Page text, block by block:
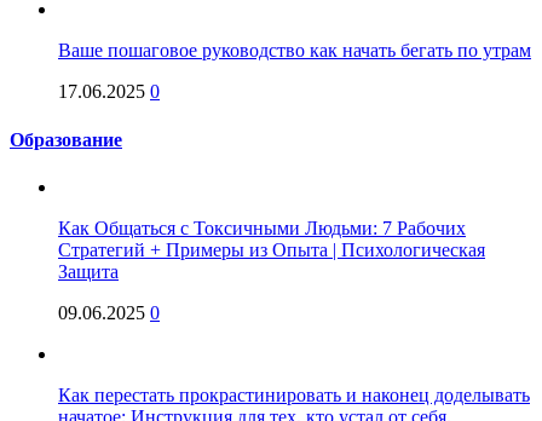
Ваше пошаговое руководство как начать бегать по утрам
17.06.2025 0
Образование
Как Общаться с Токсичными Людьми: 7 Рабочих
Стратегий + Примеры из Опыта | Психологическая
Защита
09.06.2025 0
Как перестать прокрастинировать и наконец доделывать
начатое: Инструкция для тех, кто устал от себя.